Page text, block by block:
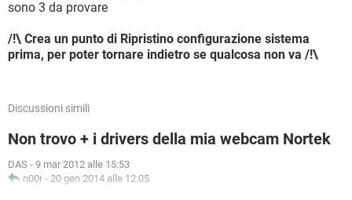
sono 3 da provare
/!\ Crea un punto di Ripristino configurazione sistema
prima, per poter tornare indietro se qualcosa non va /!\
Discussioni simili
Non trovo + i drivers della mia webcam Nortek
DAS - 9 mar 2012 alle 15:53
n00r - 20 gen 2014 alle 12:05